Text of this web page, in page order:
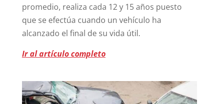
promedio, realiza cada 12 y 15 años puesto
que se efectúa cuando un vehículo ha
alcanzado el final de su vida útil.
Ir al artículo completo